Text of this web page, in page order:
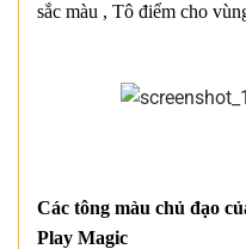
sắc màu , Tô điểm cho
Các tông màu chủ đạo
Play Magic